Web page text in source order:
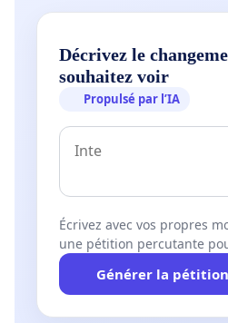
Rejoignez-nous pour
concrets et positifs dans
transport en difficulté de
rétablir les horaires et les
Adapter les horaires des
voyages aux horaires des
fêtards.
Décrivez le
souhaitez voir
Propulsé par l’IA
Écrivez avec vos propres
une pétition percutante
Générer la pétition